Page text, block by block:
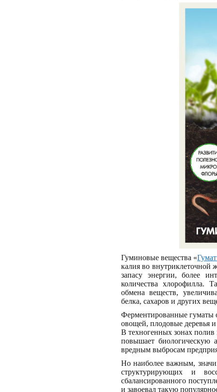
Гуминовые вещества «
калия во внутриклеточной
запасу энергии, более
количества хлорофилла.
обмена веществ,
белка, сахаров и других
Ферментированные гуматы
овощей, плодовые деревья
В техногенных зонах
повышает биологическую
вредным выбросам
Но наиболее важным,
структурирующих и
сбалансированного
и завоевал такую